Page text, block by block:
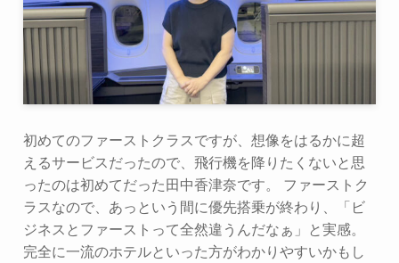
初めてのファーストクラスですが、想像をはるかに超
えるサービスだったので、飛行機を降りたくないと思
ったのは初めてだった田中香津奈です。 ファーストク
ラスなので、あっという間に優先搭乗が終わり、「ビ
ジネスとファーストって全然違うんだなぁ」と実感。
完全に一流のホテルといった方がわかりやすいかもし